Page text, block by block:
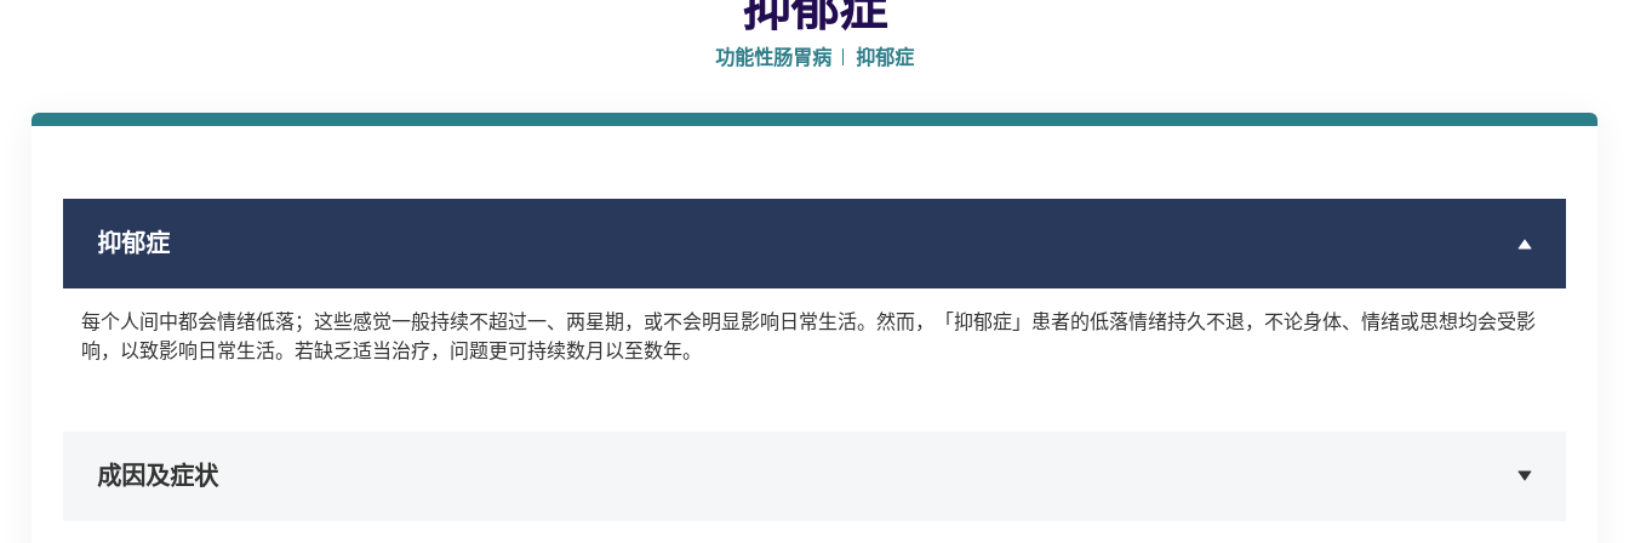
功能性肠胃病 抑郁症
抑郁症
每个人间中都会情绪低落；这些感觉一般持续不超过一、两星期，或不会明显影响日常生活。然而，「抑郁症」患者的低落情绪持久不退，不论身体、情绪或思想均会受影
响，以致影响日常生活。若缺乏适当治疗，问题更可持续数月以至数年。
成因及症状